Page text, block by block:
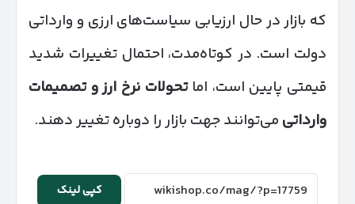
که بازار در حال ارزیابی سیاست‌های ارزی و وارداتی
دولت است. در کوتاه‌مدت، احتمال تغییرات شدید
قیمتی پایین است، اماتحولات نرخ ارز و تصمیمات
وارداتی می‌توانند جهت بازار را دوباره تغییر دهند.
کپی لینک